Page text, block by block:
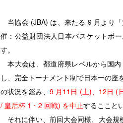
当協会 (JBA) は、来たる 9 月より
催：公益財団法人日本バスケットボ
す。
本大会は、都道府県レベルから国
し、完全トーナメント制で日本一の
の状況を鑑み、 9 月11日 (土)、12日 (
/ 皇后杯 1・2 回戦) を中止するここと
それに伴い、前回大会同様、大会規